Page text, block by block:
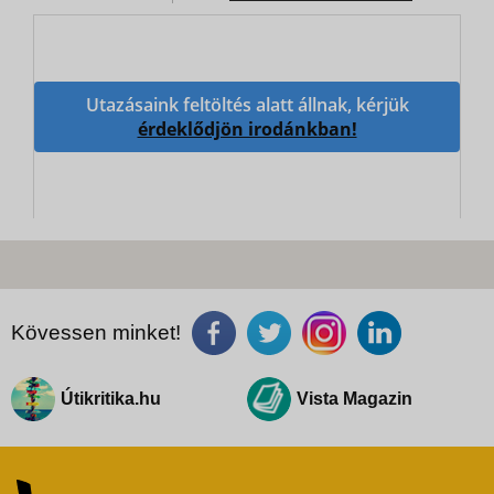
Utazásaink feltöltés alatt állnak, kérjük
érdeklődjön irodánkban!
Kövessen minket!
Útikritika.hu Vista Magazin